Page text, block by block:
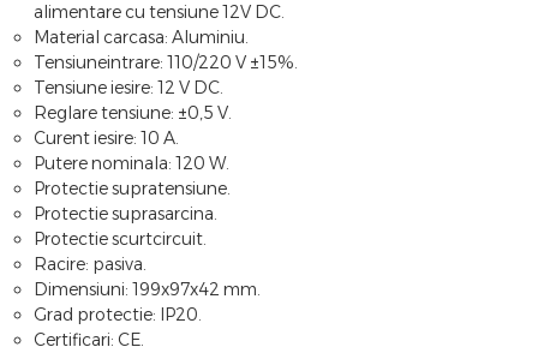
alimentare cu tensiune 12V DC.
Material carcasa: Aluminiu.
Tensiuneintrare: 110/220 V ±15%.
Tensiune iesire: 12 V DC.
Reglare tensiune: ±0,5 V.
Curent iesire: 10 A.
Putere nominala: 120 W.
Protectie supratensiune.
Protectie suprasarcina.
Protectie scurtcircuit.
Racire: pasiva.
Dimensiuni: 199x97x42 mm.
Grad protectie: IP20.
Certificari: CE.